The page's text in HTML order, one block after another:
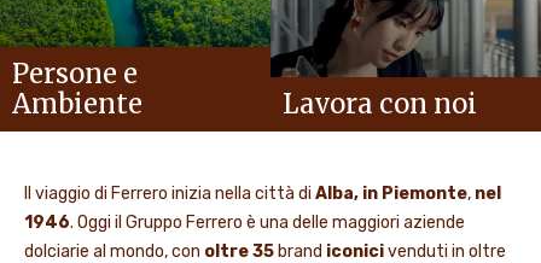
Persone e
Ambiente
Lavora con noi
Il viaggio di Ferrero inizia nella città di Alba, in Piemonte, nel
1946. Oggi il Gruppo Ferrero è una delle maggiori aziende
dolciarie al mondo, con oltre 35 brand iconicivenduti in oltre